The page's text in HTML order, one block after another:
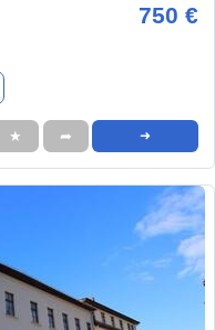
750 €
★ ➦ ➜